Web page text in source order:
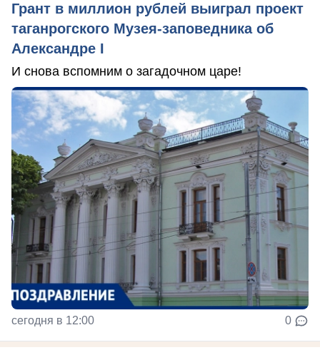
Грант в миллион рублей выиграл проект
таганрогского Музея-заповедника об
Александре I
И снова вспомним о загадочном царе!
сегодня в 12:00 0